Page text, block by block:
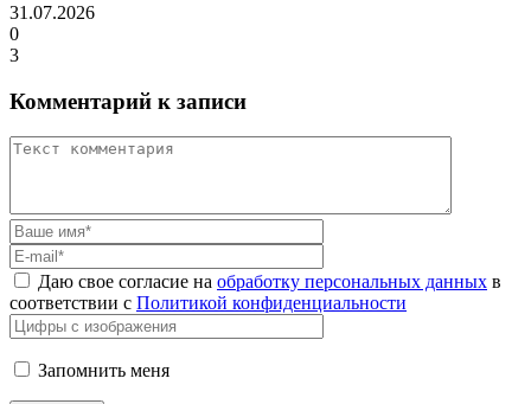
31.07.2026
0
3
Комментарий к записи
Даю свое согласие на обработку персональных данных в
соответствии с Политикой конфиденциальности
Запомнить меня